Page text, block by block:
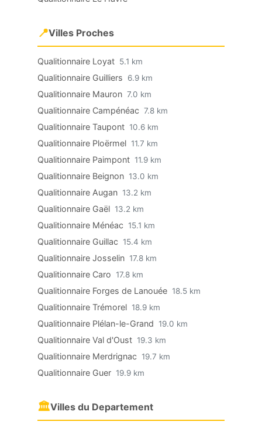
📍Villes Proches
Qualitionnaire Loyat 5.1 km
Qualitionnaire Guilliers 6.9 km
Qualitionnaire Mauron 7.0 km
Qualitionnaire Campénéac 7.8 km
Qualitionnaire Taupont 10.6 km
Qualitionnaire Ploërmel 11.7 km
Qualitionnaire Paimpont 11.9 km
Qualitionnaire Beignon 13.0 km
Qualitionnaire Augan 13.2 km
Qualitionnaire Gaël 13.2 km
Qualitionnaire Ménéac 15.1 km
Qualitionnaire Guillac 15.4 km
Qualitionnaire Josselin 17.8 km
Qualitionnaire Caro 17.8 km
Qualitionnaire Forges de Lanouée 18.5 km
Qualitionnaire Trémorel 18.9 km
Qualitionnaire Plélan-le-Grand 19.0 km
Qualitionnaire Val d'Oust 19.3 km
Qualitionnaire Merdrignac 19.7 km
Qualitionnaire Guer 19.9 km
🏛Villes du Departement